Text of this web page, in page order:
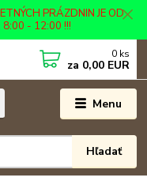
PRÁZDNIN JE OD
- 12:00 !!!
Menu
Hľadať
0 ks
za 0,00 EUR